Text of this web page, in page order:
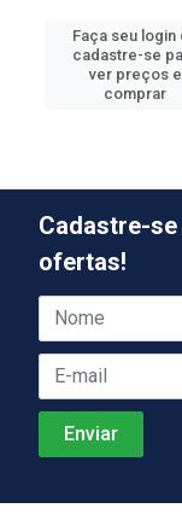
Faça seu login
cadastre-se
ver preços e
comprar
Cadastre-
ofertas!